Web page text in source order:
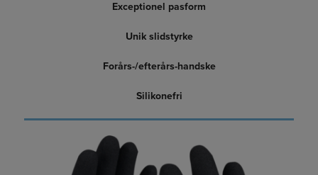
Exceptionel pasform
Unik slidstyrke
Forårs-/efterårs-handske
Silikonefri